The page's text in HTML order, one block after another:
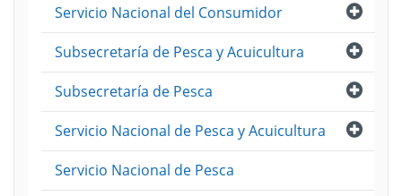
Abrir
Servicio Nacional del Consumidor
Abrir
Subsecretaría de Pesca y Acuicultura
Abrir
Subsecretaría de Pesca
Abrir
Servicio Nacional de Pesca y Acuicultura
Servicio Nacional de Pesca